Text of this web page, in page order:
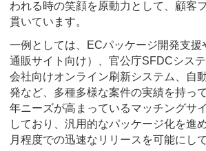
われる時の笑顔を原動力として、顧客
貫いています。
一例としては、ECパッケージ開発支援
通販サイト向け）、官公庁SFDCシス
会社向けオンライン刷新システム、自
発など、多種多様な案件の実績を持っ
年ニーズが高まっているマッチングサ
しており、汎用的なパッケージ化を進
月程度での迅速なリリースを可能にし